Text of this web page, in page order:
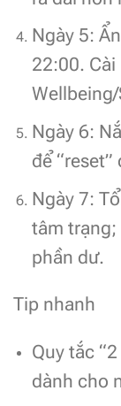
Ngày 5:
22:00. Cài
Ngày 6:
để
Ngày 7:
tâm trạng;
phần dư.
Tip nhanh
Quy tắc
dành cho